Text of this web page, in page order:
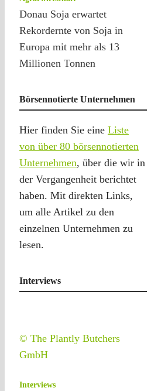
Donau Soja erwartet
Rekordernte von Soja in
Europa mit mehr als 13
Millionen Tonnen
Börsennotierte Unternehmen
Hier finden Sie eine Liste
von über 80 börsennotierten
Unternehmen, über die wir in
der Vergangenheit berichtet
haben. Mit direkten Links,
um alle Artikel zu den
einzelnen Unternehmen zu
lesen.
Interviews
© The Plantly Butchers
GmbH
Interviews